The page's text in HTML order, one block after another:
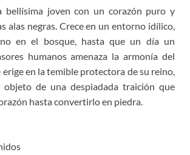
bellísima joven con un corazón puro y
alas negras. Crece en un entorno idílico,
en el bosque, hasta que un día un
humanos amenaza la armonía del
erige en la temible protectora de su reino,
de una despiadada traición que
hasta convertirlo en piedra.